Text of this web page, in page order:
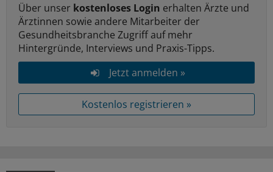
Über unser kostenloses Login erhalten Ärzte und
Ärztinnen sowie andere Mitarbeiter der
Gesundheitsbranche Zugriff auf mehr
Hintergründe, Interviews und Praxis-Tipps.
Jetzt anmelden »
Kostenlos registrieren »